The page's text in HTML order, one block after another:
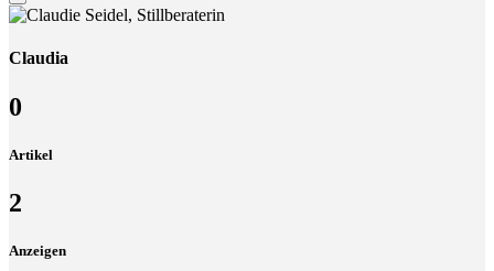
Claudia
0
Artikel
2
Anzeigen